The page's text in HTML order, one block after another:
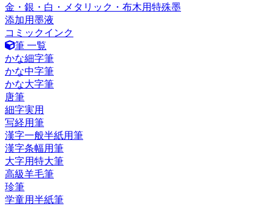
金・銀・白・メタリック・布木用特殊墨
添加用墨液
コミックインク
筆 一覧
かな細字筆
かな中字筆
かな大字筆
唐筆
細字実用
写経用筆
漢字一般半紙用筆
漢字条幅用筆
大字用特大筆
高級羊毛筆
珍筆
学童用半紙筆